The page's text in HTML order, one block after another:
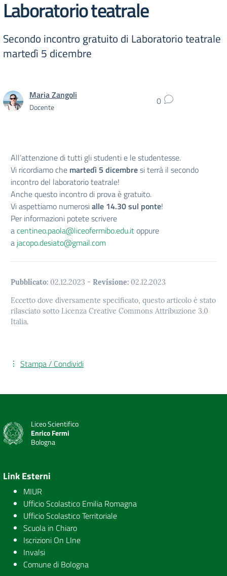
Laboratorio teatrale
Secondo incontro gratuito di Laboratorio teatrale
martedì 5 dicembre
Maria Zangoli
Docente 0
All’attenzione di tutti gli studenti e le studentesse.
Vi ricordiamo che martedì 5 dicembresi terrà il secondo
incontro del laboratorio teatrale!
Anche questo incontro di prova è gratuito.
Vi aspettiamo numerosialle 14.30 sul ponte!
Per informazioni potete scrivere
acentineo.paola@liceofermibo.edu.it oppure
a jacopo.desiato@gmail.com
Pubblicato: 02.12.2023 - Revisione: 02.12.2023
Eccetto dove diversamente specificato, questo articolo è stato
rilasciato sotto Licenza Creative Commons Attribuzione 3.0
Italia.
Stampa / Condividi
Liceo Scientifico
Enrico Fermi
Bologna
Link Esterni
MIUR
Ufficio Scolastico Emilia Romagna
Ufficio Scolastico Territoriale
Scuola in Chiaro
Iscrizioni On LIne
Invalsi
Comune di Bologna